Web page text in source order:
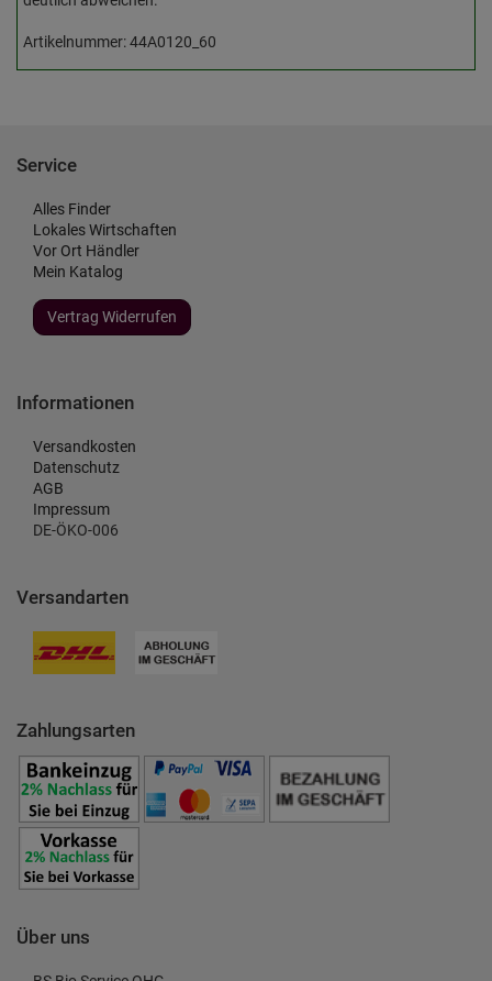
Artikelnummer: 44A0120_60
Service
Alles Finder
Lokales Wirtschaften
Vor Ort Händler
Mein Katalog
Vertrag Widerrufen
Informationen
Versandkosten
Datenschutz
AGB
Impressum
DE-ÖKO-006
Versandarten
Zahlungsarten
Über uns